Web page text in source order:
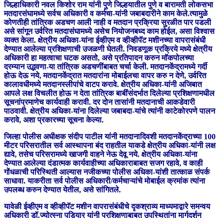
जिल्हाधिकारी नवल किशोर राम यांनी पुणे जिल्हयातील पुणे व बारामती लोकसभा
मतदारसंघामध्ये सर्वच अधिकारी व कर्मचा-यांनी जबाबदारीने काम केले.त्यामुळे
कोणतीही तांत्रिक अडचण आली नाही व मतदान प्रक्रिया सुरळीत पार पडली
असे सांगून उर्वरित मतदासंघामध्ये असेच नियोजनबध्द काम होईल, असा विश्वास
व्यक्त केला. क्षेत्रीय अधिका-यांना ईव्हीएम व व्हीव्हीपॅट मशीनच्या वापरासंबंधी
देण्यात आलेल्या प्रशिक्षणाची उजळणी घेतली. निवडणूक प्रक्रिये मध्ये क्षेत्रीय
अधिकारी हा महत्वाचा घटक असतो, असे प्रतिपादन करुन मॉकपोलच्या
दरम्यान उद्भवणा-या तांत्रिक अडचणींबाबत चर्चा केली. मतदानकेंद्रामध्ये गर्दी
होऊ देऊ नये, मतदानकेंद्रात मतदारांना मोबाईलचा वापर करु न देणे, उर्वरित
कालावधीमध्ये मतदानस्लीपांचे वाटप करावे. क्षेत्रीय अधिका-यांनी अजिबात
आपले लक्ष विचलीत होऊ न देता तांत्रिक बाबींसंदर्भात दिलेल्या प्रशिक्षणामधील
सूचनांप्रमाणेच कार्यवाही करावी. दर दोन तासांनी मतदानाची आकडेवारी
पाठवावी. क्षेत्रीय अधिका-यांना दिलेल्या जबाबदा-यांचे त्यांनी काटेकोरपणे पालन
करावे, अशा प्रकारच्या सूचना केल्या.
जिल्‍हा पोलीस अधीक्षक संदीप पाटील यांनी मतदानादिवशी मतदानकेंद्राच्या 100
मीटर परिसरातील सर्व आस्थापना बंद राहतील याकडे क्षेत्रीय अधिका-यांनी लक्ष
द्यावे, तसेच परिसरामध्ये खाजगी वाहने नेऊ देवू नये. क्षेत्रीय अधिका-यांना
देण्यात आलेल्या दंडात्मक कार्यवाहीच्‍या अधिकाराबाबत सजग रहावे, व काही
गोंधळाची परिस्थिती आल्यास नजीकच्या पोलीस अधिका-यांशी तात्काळ संपर्क
साधावा. याकरीता सर्व पोलीस अधिकारी/कर्मचाऱ्यांचे मोबाईल क्रमांक त्यांना
उपलब्ध करुन देण्यात येतील, असे सांगितले.
यावेळी ईव्हीएम व व्हीव्हीपॅट मशीन वापरासंबंधीचे दृकश्राव्य माध्यमाद्वारे समन्वय
अधिकारी डॉ.ज्योत्स्ना पडियार यांनी प्रशिक्षणाबाबत उपस्थितांना मार्गदर्शन